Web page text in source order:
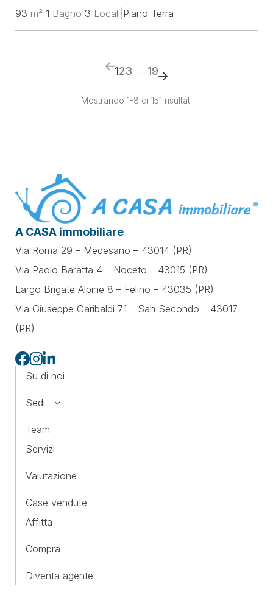
93 m² 1 Bagno 3 Locali Piano Terra
123 ... 19
Mostrando 1-8 di 151 risultati
A CASA immobiliare
Via Roma 29 – Medesano – 43014 (PR)
Via Paolo Baratta 4 – Noceto – 43015 (PR)
Largo Brigate Alpine 8 – Felino – 43035 (PR)
Via Giuseppe Garibaldi 71 – San Secondo – 43017
(PR)
Su di noi
Sedi
Team
Servizi
Valutazione
Case vendute
Affitta
Compra
Diventa agente